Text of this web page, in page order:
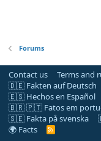
Forums
Contact us Terms and
🇩🇪 Fakten auf Deutsch
🇪🇸 Hechos en Español
🇧🇷 🇵🇹 Fatos em
🇸🇪 Fakta på svenska
🌍 Facts
R